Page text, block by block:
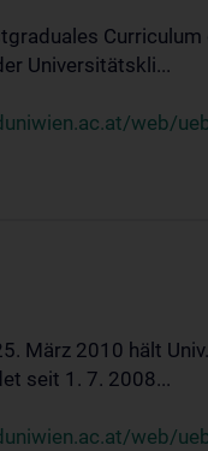
Universitätskli...
web/
März 2010 hält
seit 1. 7. 2008...
web/